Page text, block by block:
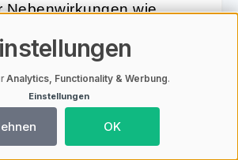
Nebenwirkungen wie
werden sie oft nur für
eingesetzt, um akute
kontrollieren.
für eine orale
Analytics, Functionality & Werbung.
Einstellungen
OK